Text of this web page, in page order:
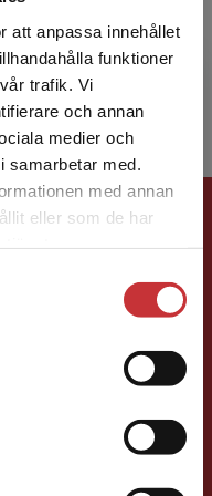
att anpassa innehållet
funktioner
trafik. Vi
och annan
medier och
med.
med annan
eller som de har
utanför Sverige.
Sverige. För
samt
för kriminologi